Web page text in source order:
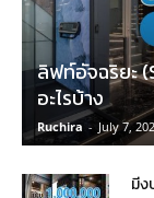
ลิฟท์อัจฉริยะ
อะไรบ้าง
Ruchira - July 7,
มีง